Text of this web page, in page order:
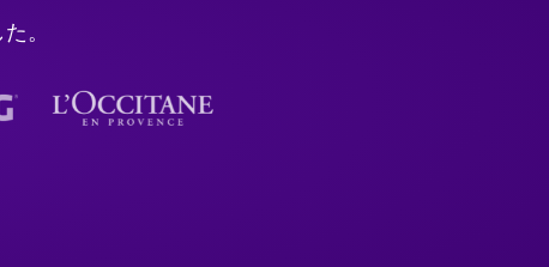
。